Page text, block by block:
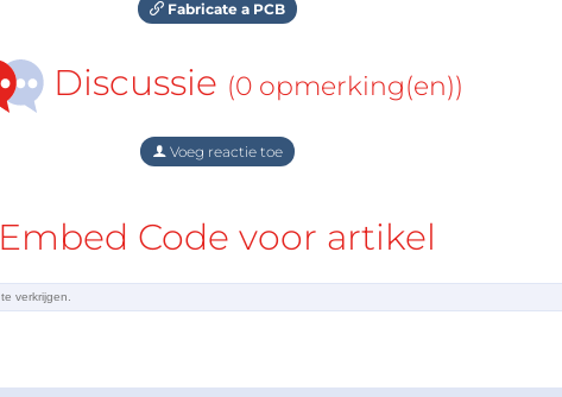
Fabricate a PCB
Discussie (0 opmerking(en))
Voeg reactie toe
Embed Code voor artikel